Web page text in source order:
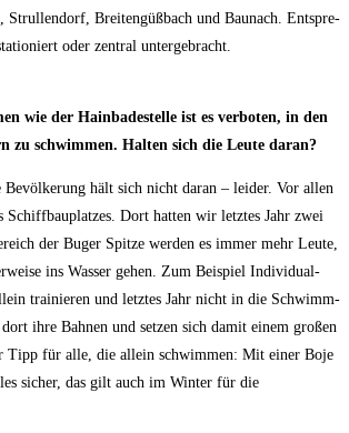
Strul­len­dorf, Brei­ten­güß­bach und Bau­nach. Ent­spre­
oder zen­tral untergebracht.
wie der Hain­ba­de­stel­le ist es ver­bo­ten, in den
zu schwim­men. Hal­ten sich die Leu­te daran?
Bevöl­ke­rung hält sich nicht dar­an – lei­der. Vor allen
Schiff­bau­plat­zes. Dort hat­ten wir letz­tes Jahr zwei
der Bug­er Spit­ze wer­den es immer mehr Leu­te,
ins Was­ser gehen. Zum Bei­spiel Indi­vi­du­al­
trai­nie­ren und letz­tes Jahr nicht in die Schwimm­
ihre Bah­nen und set­zen sich damit einem gro­ßen
Tipp für alle, die allein schwim­men: Mit einer Boje
sicher, das gilt auch im Win­ter für die